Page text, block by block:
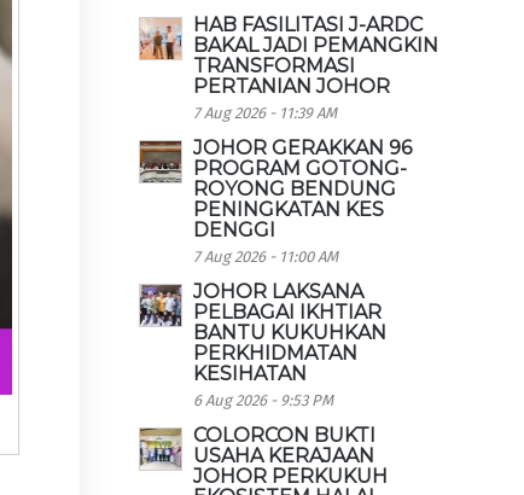
HAB FASILITASI J-ARDC
BAKAL JADI PEMANGKIN
TRANSFORMASI
PERTANIAN JOHOR
7 Aug 2026 - 11:39 AM
JOHOR GERAKKAN 96
PROGRAM GOTONG-
ROYONG BENDUNG
PENINGKATAN KES
DENGGI
7 Aug 2026 - 11:00 AM
JOHOR LAKSANA
PELBAGAI IKHTIAR
BANTU KUKUHKAN
PERKHIDMATAN
KESIHATAN
6 Aug 2026 - 9:53 PM
COLORCON BUKTI
USAHA KERAJAAN
JOHOR PERKUKUH